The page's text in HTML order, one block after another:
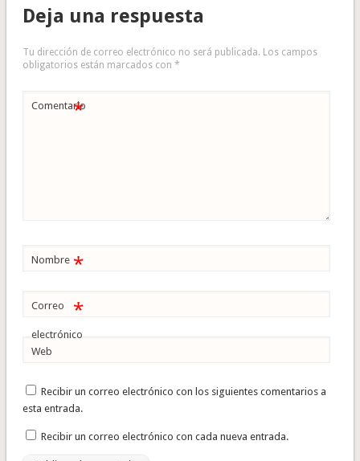
Deja una respuesta
Tu dirección de correo electrónico no será publicada. Los campos
obligatorios están marcados con *
Comentario
*
Nombre *
Correo
electrónico
*
Web
Recibir un correo electrónico con los siguientes comentarios a
esta entrada.
Recibir un correo electrónico con cada nueva entrada.